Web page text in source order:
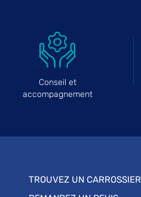
Conseil et
accompagnement
TROUVEZ UN CARROSSIER